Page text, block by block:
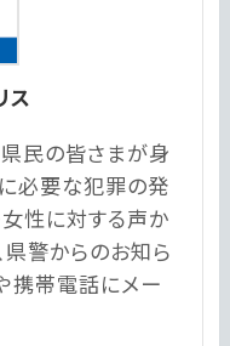
ス
県民の皆さまが身
必要な犯罪の発
性に対する声か
警からのお知ら
携帯電話にメー